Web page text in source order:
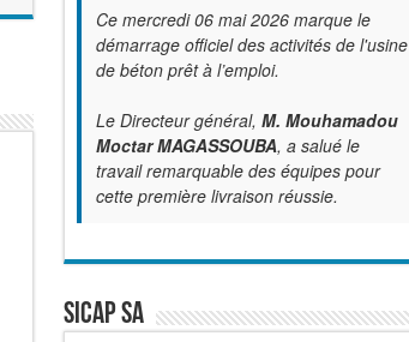
Ce mercredi 06 mai 2026 marque le
démarrage officiel des activités de l'usine
de béton prêt à l’emploi.
Le Directeur général, M. Mouhamadou
Moctar MAGASSOUBA, a salué le
travail remarquable des équipes pour
cette première livraison réussie.
SICAP SA